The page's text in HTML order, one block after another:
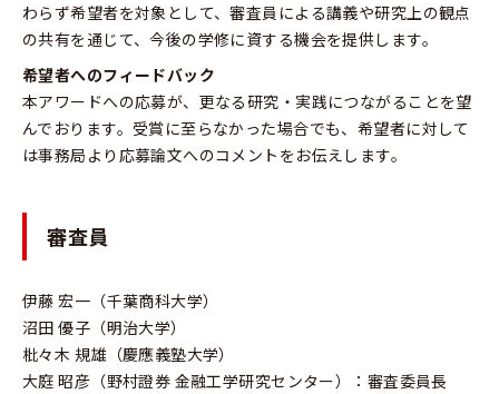
わらず希望者を対象として、審査員による講義や研究上の観点
の共有を通じて、今後の学修に資する機会を提供します。
希望者へのフィードバック
本アワードへの応募が、更なる研究・実践につながることを望
んでおります。受賞に至らなかった場合でも、希望者に対して
は事務局より応募論文へのコメントをお伝えします。
審査員
伊藤 宏一（千葉商科大学）
沼田 優子（明治大学）
枇々木 規雄（慶應義塾大学）
大庭 昭彦（野村證券 金融工学研究センター）：審査委員長